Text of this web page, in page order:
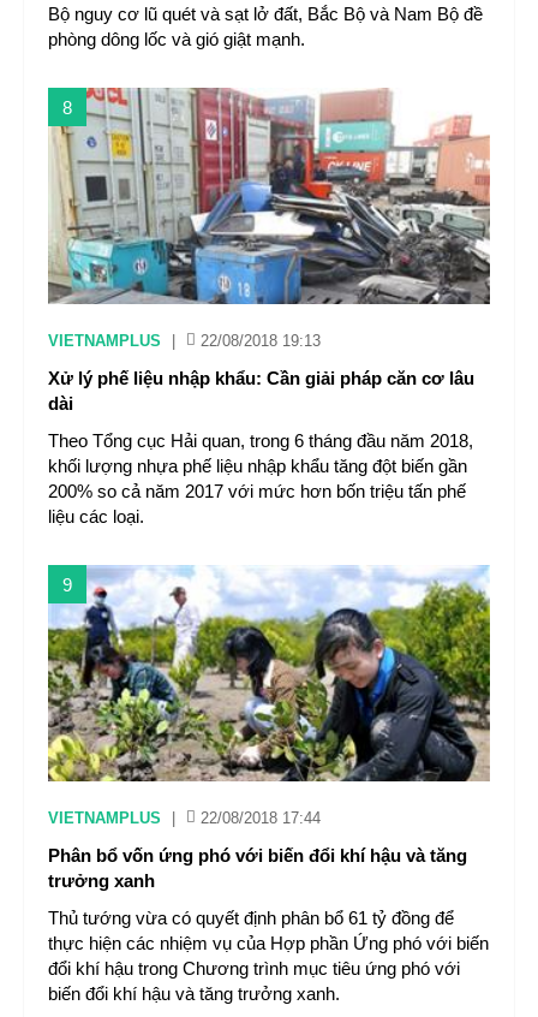
Bộ nguy cơ lũ quét và sạt lở đất, Bắc Bộ và Nam Bộ đề
phòng dông lốc và gió giật mạnh.
8
VIETNAMPLUS 22/08/2018 19:13
Xử lý phế liệu nhập khẩu: Cần giải pháp căn cơ lâu
dài
Theo Tổng cục Hải quan, trong 6 tháng đầu năm 2018,
khối lượng nhựa phế liệu nhập khẩu tăng đột biến gần
200% so cả năm 2017 với mức hơn bốn triệu tấn phế
liệu các loại.
9
VIETNAMPLUS 22/08/2018 17:44
Phân bổ vốn ứng phó với biến đổi khí hậu và tăng
trưởng xanh
Thủ tướng vừa có quyết định phân bổ 61 tỷ đồng để
thực hiện các nhiệm vụ của Hợp phần Ứng phó với biến
đổi khí hậu trong Chương trình mục tiêu ứng phó với
biến đổi khí hậu và tăng trưởng xanh.